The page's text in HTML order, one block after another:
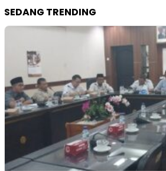
SEDANG TRENDING